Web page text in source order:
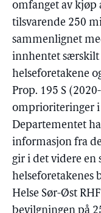
omfanget av kjøp
tilsvarende 250
sammenlignet
innhentet særskilt
helseforetakene
Prop. 195 S
omprioriteringer i
Departementet
informasjon fra
gir i det videre en
helseforetakenes
Helse Sør-Øst